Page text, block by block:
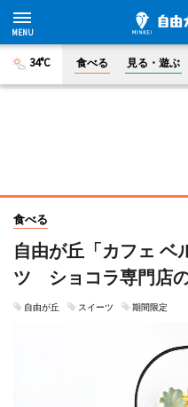
34°C 食べる 見る・遊ぶ
食べる
自由が丘「カフェ ベ
ツ ショコラ専門店
自由が丘 スイーツ 期間限定